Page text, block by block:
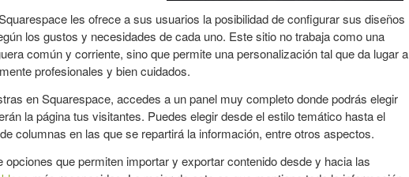
les ofrece a sus usuarios la posibilidad de configurar sus diseños
los gustos y necesidades de cada uno. Este sitio no trabaja como una
común y corriente, sino que permite una personalización tal que da lugar a
profesionales y bien cuidados.
en Squarespace, accedes a un panel muy completo donde podrás elegir
la página tus visitantes. Puedes elegir desde el estilo temático hasta el
columnas en las que se repartirá la información, entre otros aspectos.
opciones que permiten importar y exportar contenido desde y hacia las